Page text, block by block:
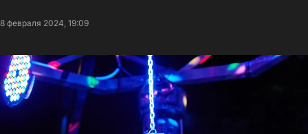
8 февраля 2024, 19:09